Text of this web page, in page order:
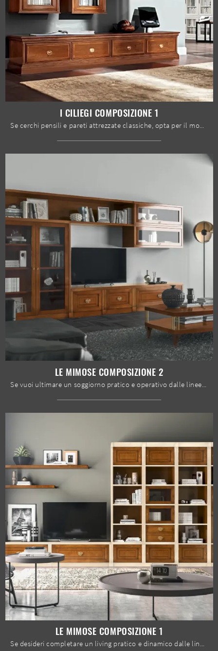
I CILIEGI COMPOSIZIONE 1
Se cerchi pensili e pareti attrezzate classiche, opta per il modello I Ciliegi composizione 1 di Le Fablier: clicca e scopri di più!
LE MIMOSE COMPOSIZIONE 2
Se vuoi ultimare un soggiorno pratico e operativo dalle linee classiche, ti offriamo la parete attrezzata Le Mimose composizione 2 Le Fablier.
LE MIMOSE COMPOSIZIONE 1
Se desideri completare un living pratico e dinamico dalle linee classiche, ecco a te la parete attrezzata Le Mimose composizione 1 Le Fablier.